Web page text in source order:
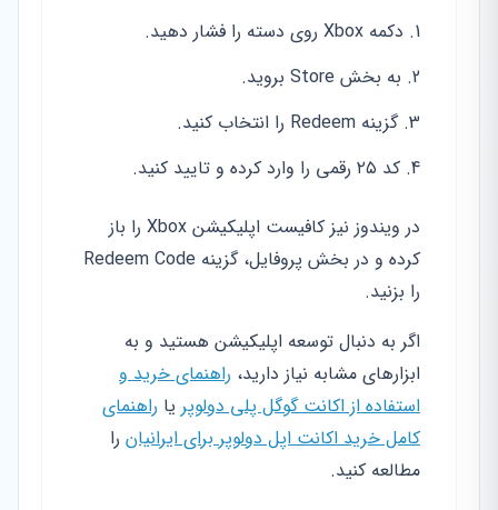
دکمه Xbox روی دسته را فشار دهید.
به بخش Store بروید.
گزینه Redeem را انتخاب کنید.
کد ۲۵ رقمی را وارد کرده و تایید کنید.
در ویندوز نیز کافیست اپلیکیشن Xbox را باز
کرده و در بخش پروفایل، گزینه Redeem Code
را بزنید.
اگر به دنبال توسعه اپلیکیشن هستید و به
ابزارهای مشابه نیاز دارید، راهنمای خرید و
استفاده از اکانت گوگل پلی دولوپر یا راهنمای
کامل خرید اکانت اپل دولوپر برای ایرانیان را
مطالعه کنید.